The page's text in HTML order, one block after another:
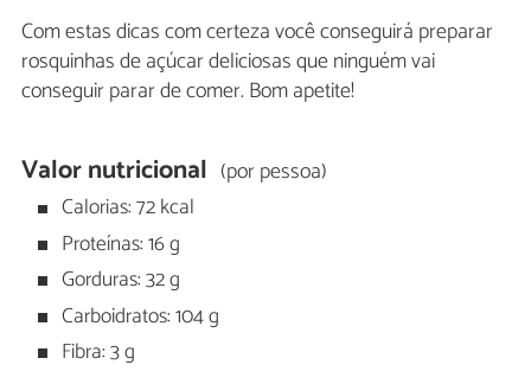
Com estas dicas com certeza você conseguirá preparar
rosquinhas de açúcar deliciosas que ninguém vai
conseguir parar de comer. Bom apetite!
Valor nutricional (por pessoa)
Calorias: 72 kcal
Proteínas: 16 g
Gorduras: 32 g
Carboidratos: 104 g
Fibra: 3 g